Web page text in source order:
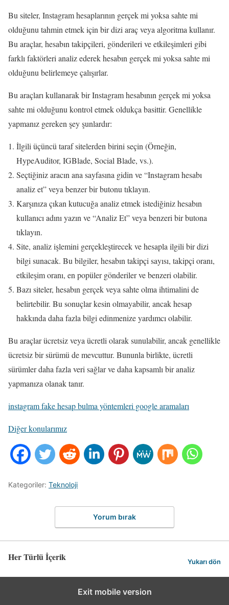
Bu siteler, Instagram hesaplarının gerçek mi yoksa sahte mi
olduğunu tahmin etmek için bir dizi araç veya algoritma kullanır.
Bu araçlar, hesabın takipçileri, gönderileri ve etkileşimleri gibi
farklı faktörleri analiz ederek hesabın gerçek mi yoksa sahte mi
olduğunu belirlemeye çalışırlar.
Bu araçları kullanarak bir Instagram hesabının gerçek mi yoksa
sahte mi olduğunu kontrol etmek oldukça basittir. Genellikle
yapmanız gereken şey şunlardır:
İlgili üçüncü taraf sitelerden birini seçin (Örneğin,
HypeAuditor, IGBlade, Social Blade, vs.).
Seçtiğiniz aracın ana sayfasına gidin ve “Instagram hesabı
analiz et” veya benzer bir butonu tıklayın.
Karşınıza çıkan kutucuğa analiz etmek istediğiniz hesabın
kullanıcı adını yazın ve “Analiz Et” veya benzeri bir butona
tıklayın.
Site, analiz işlemini gerçekleştirecek ve hesapla ilgili bir dizi
bilgi sunacak. Bu bilgiler, hesabın takipçi sayısı, takipçi oranı,
etkileşim oranı, en popüler gönderiler ve benzeri olabilir.
Bazı siteler, hesabın gerçek veya sahte olma ihtimalini de
belirtebilir. Bu sonuçlar kesin olmayabilir, ancak hesap
hakkında daha fazla bilgi edinmenize yardımcı olabilir.
Bu araçlar ücretsiz veya ücretli olarak sunulabilir, ancak genellikle
ücretsiz bir sürümü de mevcuttur. Bununla birlikte, ücretli
sürümler daha fazla veri sağlar ve daha kapsamlı bir analiz
yapmanıza olanak tanır.
instagram fake hesap bulma yöntemleri google aramaları
Diğer konularımız
Kategoriler: Teknoloji
Yorum bırak
Her Türlü İçerik Yukarı dön
Exit mobile version